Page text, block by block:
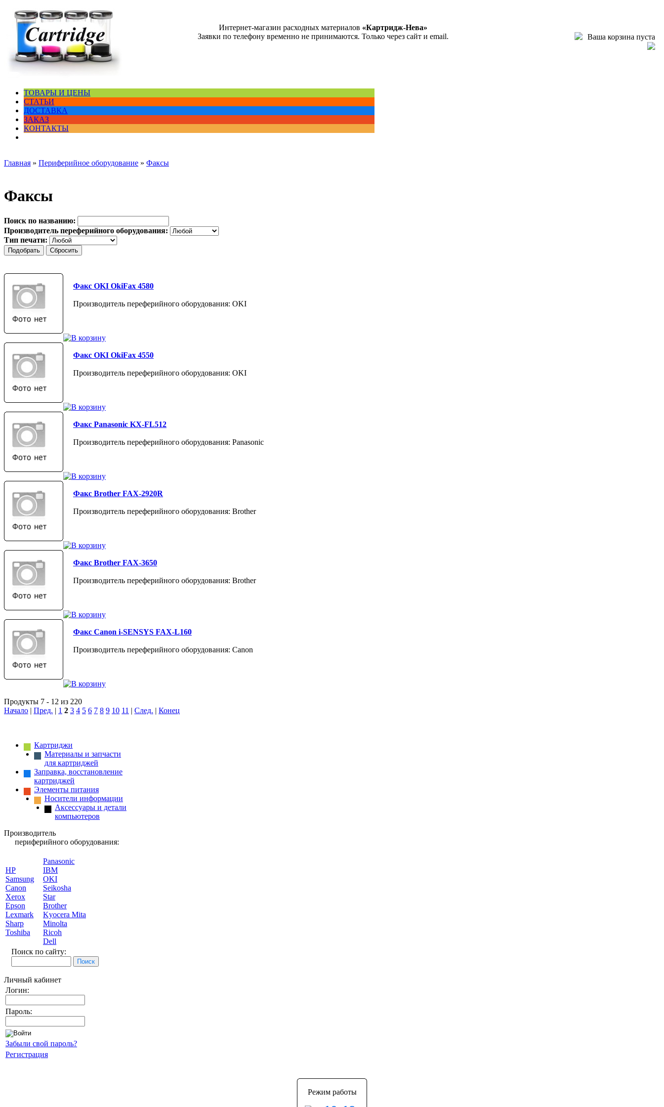
Интернет-магазин расходных материалов «Картридж-Нева»
Заявки по телефону временно не принимаются. Только через сайт и email.
Ваша корзина пуста
ТОВАРЫ И ЦЕНЫ
СТАТЬИ
ДОСТАВКА
ЗАКАЗ
КОНТАКТЫ
Главная » Периферийное оборудование » Факсы
Факсы
Поиск по названию:
Производитель переферийного оборудования:
Тип печати:
Факс OKI OkiFax 4580
Производитель переферийного оборудования: OKI
Факс OKI OkiFax 4550
Производитель переферийного оборудования: OKI
Факс Panasonic KX-FL512
Производитель переферийного оборудования: Panasonic
Факс Brother FAX-2920R
Производитель переферийного оборудования: Brother
Факс Brother FAX-3650
Производитель переферийного оборудования: Brother
Факс Canon i-SENSYS FAX-L160
Производитель переферийного оборудования: Canon
Продукты 7 - 12 из 220
Начало | Пред. | 1 2 3 4 5 6 7 8 9 10 11 | След. | Конец
Картриджи
Материалы и запчасти
для картриджей
Заправка, восстановление
картриджей
Элементы питания
Носители информации
Аксессуары и детали
компьютеров
Производитель
периферийного оборудования:
HP
Samsung
Canon
Xerox
Epson
Lexmark
Sharp
Toshiba
Panasonic
IBM
OKI
Seikosha
Star
Brother
Kyocera Mita
Minolta
Ricoh
Dell
Поиск по сайту:
Личный кабинет
Логин:
Пароль:
Забыли свой пароль?
Регистрация
Режим работы